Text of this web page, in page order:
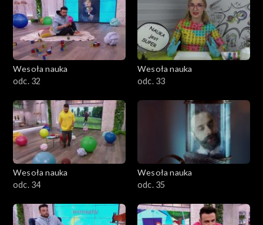
Wesoła nauka
odc. 32
Wesoła nauka
odc. 33
Wesoła nauka
odc. 34
Wesoła nauka
odc. 35